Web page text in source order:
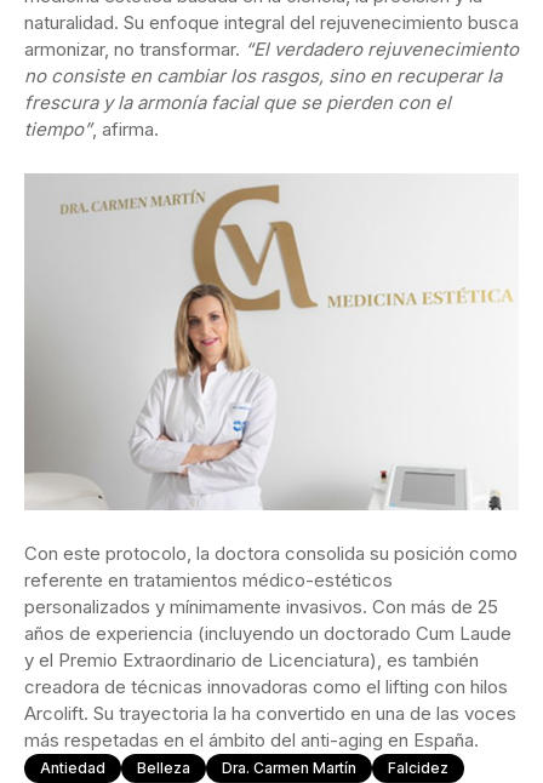
naturalidad. Su enfoque integral del rejuvenecimiento busca
armonizar, no transformar. “El verdadero rejuvenecimiento
no consiste en cambiar los rasgos, sino en recuperar la
frescura y la armonía facial que se pierden con el
tiempo”, afirma.
Con este protocolo, la doctora consolida su posición como
referente en tratamientos médico-estéticos
personalizados y mínimamente invasivos. Con más de 25
años de experiencia (incluyendo un doctorado Cum Laude
y el Premio Extraordinario de Licenciatura), es también
creadora de técnicas innovadoras como el lifting con hilos
Arcolift. Su trayectoria la ha convertido en una de las voces
más respetadas en el ámbito del anti-aging en España.
Antiedad Belleza Dra. Carmen Martín
Falcidez